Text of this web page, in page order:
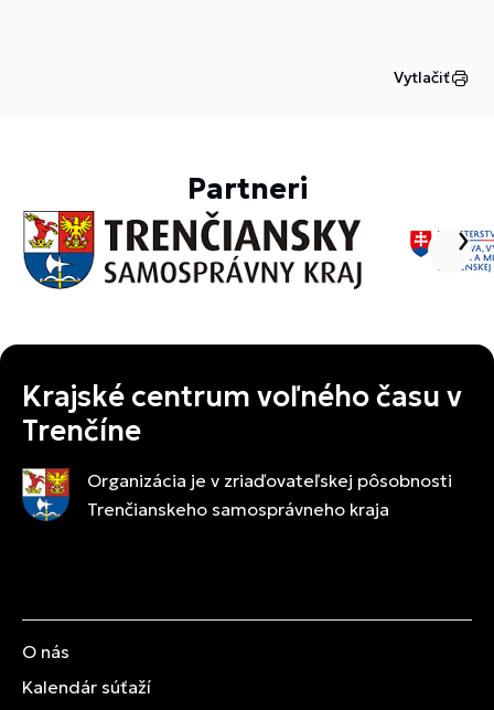
Vytlačiť
Partneri
Krajské centrum voľného času v
Trenčíne
Organizácia je v zriaďovateľskej pôsobnosti
Trenčianskeho samosprávneho kraja
O nás
Kalendár súťaží